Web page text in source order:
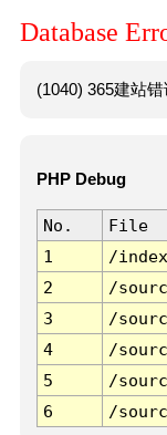
Database
(1040) 365建站
PHP Debug
No. File
1
/
2
/
3
/
4
/
5
/
6
/